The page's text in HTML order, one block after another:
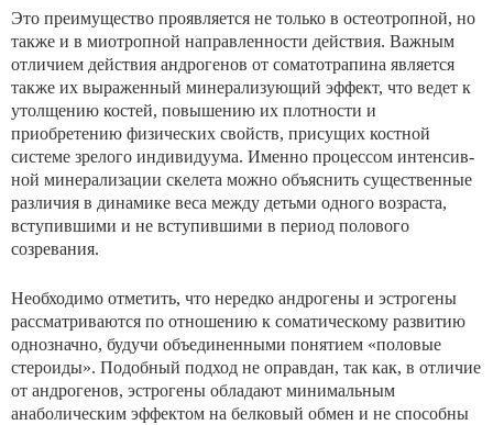
Это преимущество проявляется не только в остеотропной, но
также и в миотропной направленности действия. Важным
отличием действия андрогенов от соматотрапина яв­ляется
также их выраженный минерализующий эффект, что ведет к
утолщению костей, повышению их плотности и
приобретению физических свойств, присущих костной
системе зрелого индивидуума. Именно процессом интенсив­
ной минерализации скелета можно объяснить существен­ные
различия в динамике веса между детьми одного воз­раста,
вступившими и не вступившими в период полового
созревания.
Необходимо отметить, что нередко андрогены и эстрогены
рассматриваются по отношению к соматическому развитию
однозначно, будучи объединенными понятием «половые
стероиды». Подобный подход не оправдан, так как, в отличие
от андрогенов, эстрогены обладают мини­мальным
анаболическим эффектом на белковый обмен и не способны